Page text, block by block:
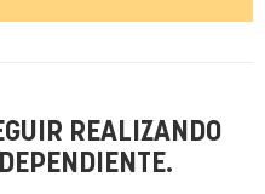
REALIZANDO